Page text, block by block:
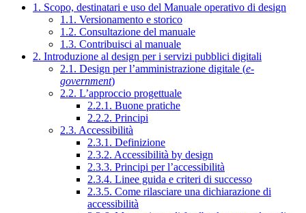
1. Scopo, destinatari e uso del Manuale operativo di design
1.1. Versionamento e storico
1.2. Consultazione del manuale
1.3. Contribuisci al manuale
2. Introduzione al design per i servizi pubblici digitali
2.1. Design per l’amministrazione digitale (e-
government)
2.2. L’approccio progettuale
2.2.1. Buone pratiche
2.2.2. Principi
2.3. Accessibilità
2.3.1. Definizione
2.3.2. Accessibilità by design
2.3.3. Principi per l’accessibilità
2.3.4. Linee guida e criteri di successo
2.3.5. Come rilasciare una dichiarazione di
accessibilità